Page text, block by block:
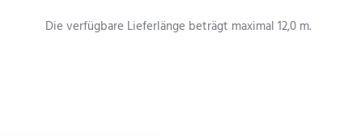
Die verfügbare Lieferlänge beträgt maximal 12,0 m.